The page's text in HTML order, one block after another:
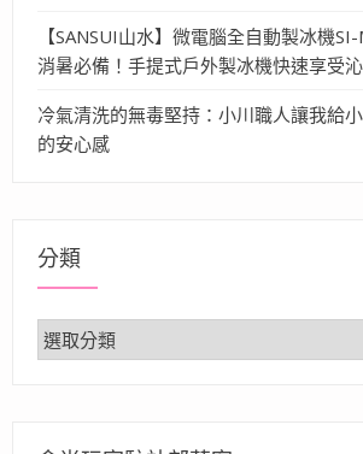
【SANSUI山水】微電腦全自動製冰機
消暑必備！手提式戶外製冰機快速享受
冷氣清洗的無毒堅持：小川職人讓我給
的安心感
分類
分
類